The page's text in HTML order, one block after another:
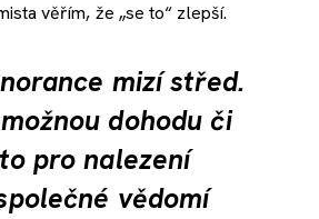
věřím, že „se to“ zlepší.
mizí střed.
dohodu či
pro nalezení
vědomí